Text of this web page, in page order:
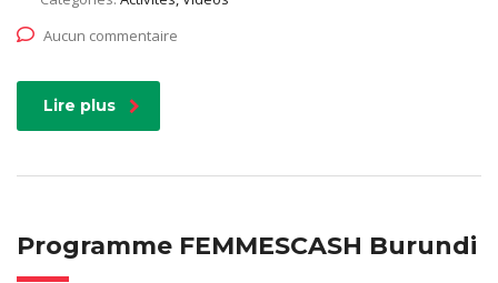
Aucun commentaire
Lire plus
Programme FEMMESCASH Burundi